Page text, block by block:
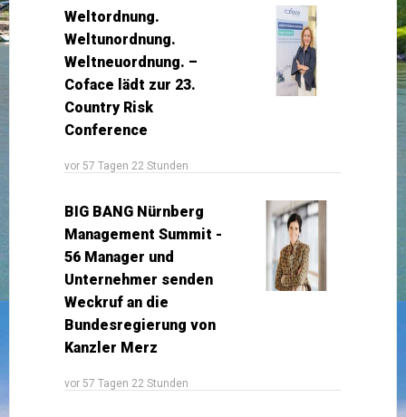
Weltordnung.
Weltunordnung.
Weltneuordnung. –
Coface lädt zur 23.
Country Risk
Conference
vor 57 Tagen 22 Stunden
BIG BANG Nürnberg
Management Summit -
56 Manager und
Unternehmer senden
Weckruf an die
Bundesregierung von
Kanzler Merz
vor 57 Tagen 22 Stunden